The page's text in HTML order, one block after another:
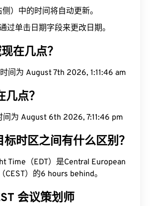
侧）中的时间将自动更新。
过单击日期字段来更改日期。
在几点？
间为 August 7th 2026, 1:11:47 am
几点？
间为 August 6th 2026, 7:11:47 pm
时区之间有什么区别？
Time（EDT）是Central European
CEST）的6 hours behind。
会议策划师